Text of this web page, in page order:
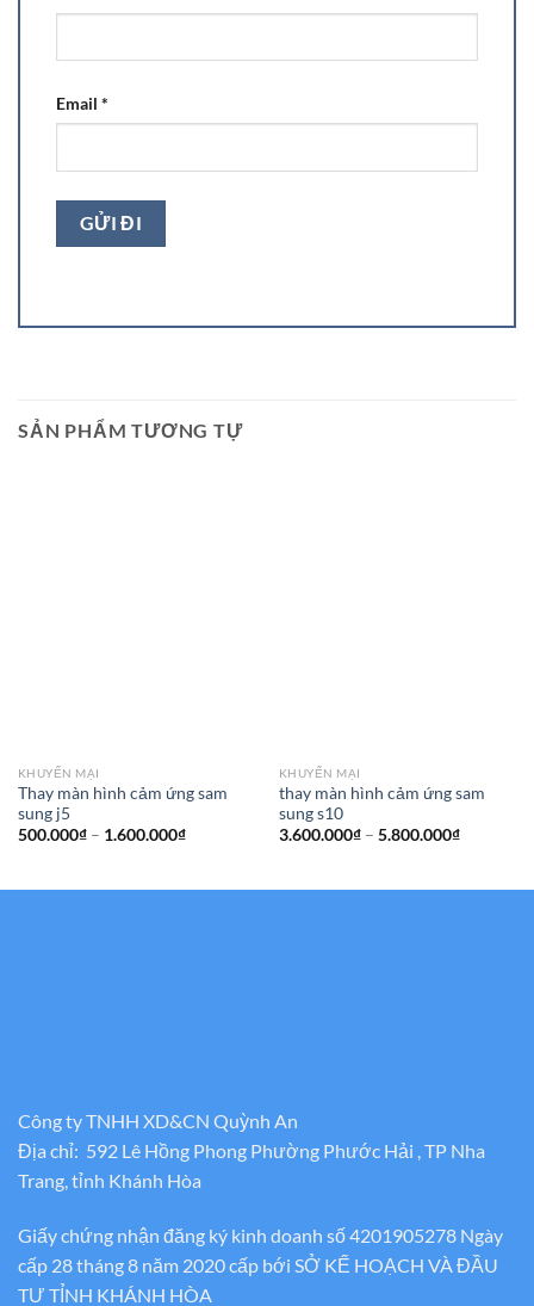
Email *
SẢN PHẨM TƯƠNG TỰ
KHUYẾN MẠI
Thay màn hình cảm ứng sam
sung j5
500.000₫ – 1.600.000₫Khoảng
đến
KHUYẾN MẠI
thay màn hình cảm ứng sam
sung s10
3.600.000₫ – 5.800.000₫Khoảng
đến
Công ty TNHH XD&CN Quỳnh An
Địa chỉ: 592 Lê Hồng Phong Phường Phước Hải , TP Nha
Trang, tỉnh Khánh Hòa
Giấy chứng nhận đăng ký kinh doanh số 4201905278 Ngày
cấp 28 tháng 8 năm 2020 cấp bới SỞ KẾ HOẠCH VÀ ĐẦU
TƯ TỈNH KHÁNH HÒA